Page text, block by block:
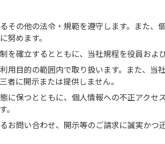
その他の法令・規範を遵守します。また
努めます。
を確立するとともに、当社規程を役員およ
用目的の範囲内で取り扱います。また、
者に開示または提供しません。
に保つとともに、個人情報への不正アク
。
お問い合わせ、開示等のご請求に誠実かつ